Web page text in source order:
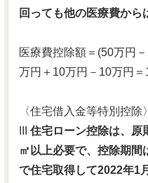
回っても他の医療費から
医療費控除額＝(50万円
万円＋10万円－10万円＝
〈住宅借入金等特別控除〉
住宅ローン控除は、原
㎡以上必要で、控除期間
で住宅取得して2022年1